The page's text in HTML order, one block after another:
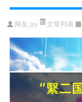
网友:jzy 文章列表